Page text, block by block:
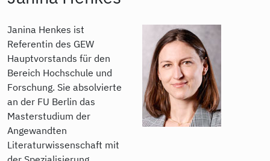
Janina Henkes ist
Referentin des GEW
Hauptvorstands für den
Bereich Hochschule und
Forschung. Sie absolvierte
an der FU Berlin das
Masterstudium der
Angewandten
Literaturwissenschaft mit